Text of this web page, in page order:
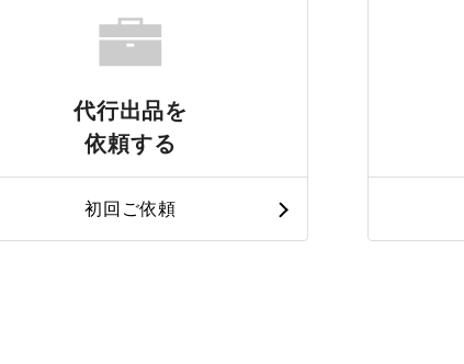
代行出品を
依頼する
初回ご依頼